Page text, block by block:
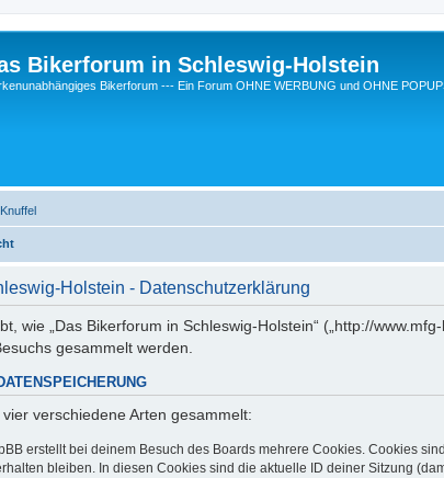
Bikerforum in Schleswig-Holstein
Bikerforum --- Ein Forum OHNE WERBUNG und OHNE
Knuffel
Holstein - Datenschutzerklärung
wie „Das Bikerforum in Schleswig-Holstein“ („http://
gesammelt werden.
verschiedene Arten gesammelt:
erstellt bei deinem Besuch des Boards mehrere Cookies. Cookies
bleiben. In diesen Cookies sind die aktuelle ID deiner Sitzung